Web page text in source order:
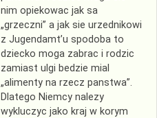
nim opiekowac jak sa
„grzeczni” a jak sie urzednikowi
z Jugendamt’u spodoba to
dziecko moga zabrac i rodzic
zamiast ulgi bedzie mial
„alimenty na rzecz panstwa”.
Dlatego Niemcy nalezy
wykluczyc jako kraj w korym